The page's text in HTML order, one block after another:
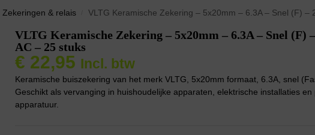
Zekeringen & relais VLTG Keramische Zekering – 5x20mm – 6.3A – Snel (F) –
VLTG Keramische Zekering – 5x20mm – 6.3A – Snel (F)
AC – 25 stuks
€ 22,95 Incl. btw
Keramische buiszekering van het merk VLTG, 5x20mm formaat, 6.3A, snel
Geschikt als vervanging in huishoudelijke apparaten, elektrische installaties en
apparatuur.